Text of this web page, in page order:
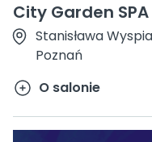
City Garden SPA
Stanisława
Poznań
O salonie